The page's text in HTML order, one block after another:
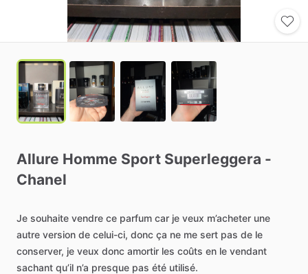
Allure Homme Sport Superleggera -
Chanel
Je souhaite vendre ce parfum car je veux m’acheter une
autre version de celui-ci, donc ça ne me sert pas de le
conserver, je veux donc amortir les coûts en le vendant
sachant qu’il n’a presque pas été utilisé.